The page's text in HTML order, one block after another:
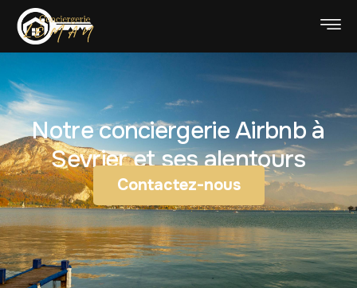
Notre conciergerie Airbnb à
Sevrier et ses alentours
Contactez-nous